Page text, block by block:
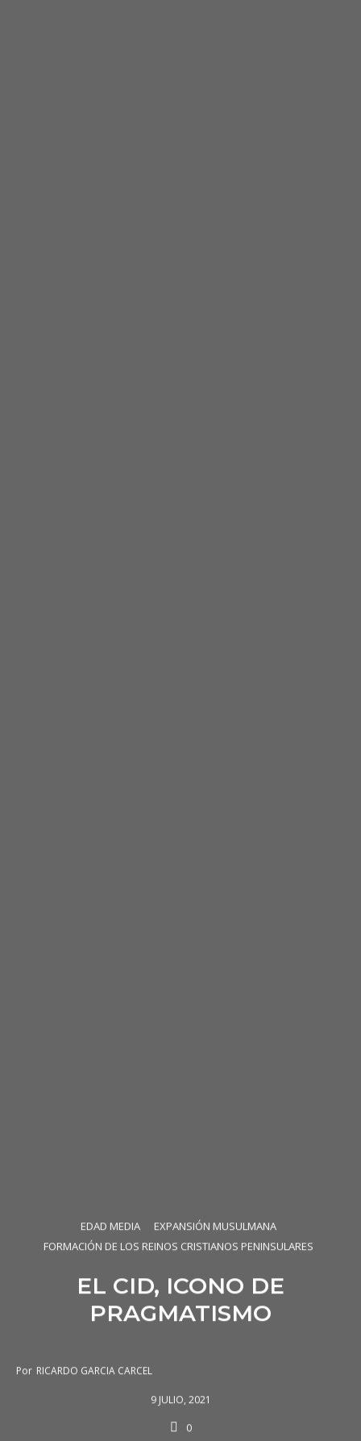
EDAD MEDIA
EXPANSIÓN MUSULMANA
FORMACIÓN DE LOS REINOS CRISTIANOS PENINSULARES
EL CID, ICONO DE
PRAGMATISMO
Por RICARDO GARCIA CARCEL
9 JULIO, 2021
0